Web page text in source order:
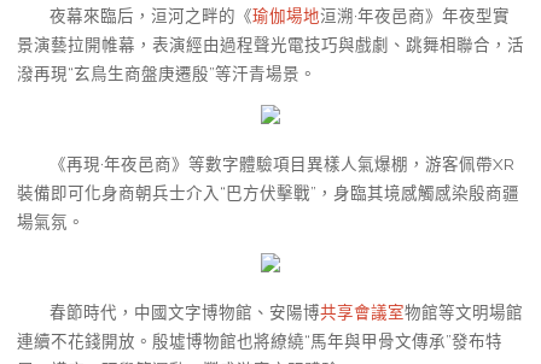
夜幕來臨后，洹河之畔的《瑜伽場地洹溯·年夜邑商》年夜型實
景演藝拉開帷幕，表演經由過程聲光電技巧與戲劇、跳舞相聯合，活
潑再現“玄鳥生商盤庚遷殷”等汗青場景。
《再現·年夜邑商》等數字體驗項目異樣人氣爆棚，游客佩帶XR
裝備即可化身商朝兵士介入“巴方伏擊戰”，身臨其境感觸感染殷商疆
場氣氛。
春節時代，中國文字博物館、安陽博共享會議室物館等文明場館
連續不花錢開放。殷墟博物館也將繚繞“馬年與甲骨文傳承”發布特